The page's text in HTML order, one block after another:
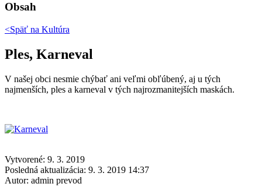
Obsah
<Späť na Kultúra
Ples, Karneval
V našej obci nesmie chýbať ani veľmi obľúbený, aj u tých
najmenších, ples a karneval v tých najrozmanitejších maskách.
Vytvorené: 9. 3. 2019
Posledná aktualizácia: 9. 3. 2019 14:37
Autor: admin prevod